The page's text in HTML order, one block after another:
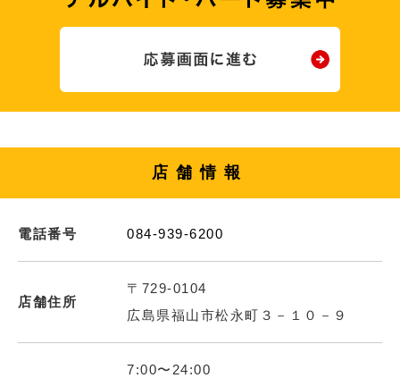
店舗情報
電話番号 084-939-6200
店舗住所
〒729-0104
広島県福山市松永町３－１０－９
7:00〜24:00